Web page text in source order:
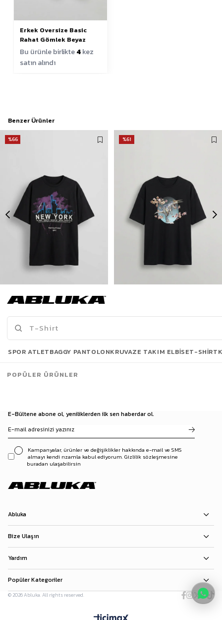
Erkek Oversize Basic
Rahat Gömlek Beyaz
Bu ürünle birlikte4kez
satın alındı
Benzer Ürünler
%66
Erkek New York Baskılı Oversize T-Shirt Siyah
%61
Son Bakılanlar
E-Bültene abone ol, yeniliklerden ilk sen haberdar ol.
Kampanyalar, ürünler ve değişiklikler hakkında e-mail ve SMS
almayı kendi rızamla kabul ediyorum. Gizlilik sözleşmesine
buradan ulaşabilirsin
Abluka
Bize Ulaşın
Yardım
Popüler Kategoriler
© 2026 Abluka. All rights reserved.
SPOR ATLETBAGGY PANTOLONKRUVAZE TAKIM ELBISET-SHIRT
POPÜLER ÜRÜNLER